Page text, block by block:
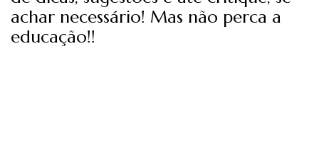
achar necessário! Mas não perca a
educação!!